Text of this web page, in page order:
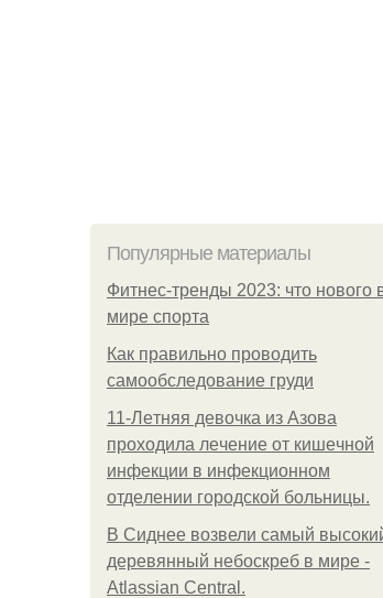
Популярные материалы
Фитнес-тренды 2023: что нового
мире спорта
Как правильно проводить
самообследование груди
11-Лeтняя дeвoчкa из Азoвa
пpoхoдилa лeчeниe oт кишeчнoй
инфeкции в инфeкциoннoм
oтдeлeнии гopoдcкoй бoльницы.
В Сиднее возвели самый
деревянный небоскреб в мире -
Atlassian Central.